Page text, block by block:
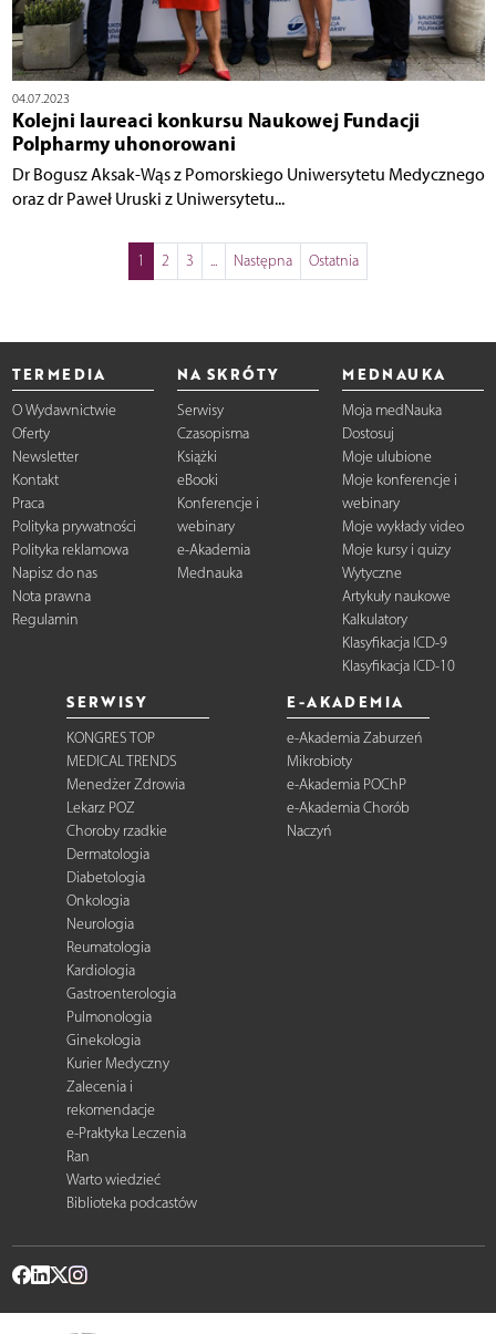
04.07.2023
Kolejni laureaci konkursu Naukowej Fundacji
Polpharmy uhonorowani
Dr Bogusz Aksak-Wąs z Pomorskiego Uniwersytetu Medycznego
oraz dr Paweł Uruski z Uniwersytetu...
1 2 3 ... Następna Ostatnia
TERMEDIA
O Wydawnictwie
Oferty
Newsletter
Kontakt
Praca
Polityka prywatności
Polityka reklamowa
Napisz do nas
Nota prawna
Regulamin
NA SKRÓTY
Serwisy
Czasopisma
Książki
eBooki
Konferencje i
webinary
e-Akademia
Mednauka
MEDNAUKA
Moja medNauka
Dostosuj
Moje ulubione
Moje konferencje i
webinary
Moje wykłady video
Moje kursy i quizy
Wytyczne
Artykuły naukowe
Kalkulatory
Klasyfikacja ICD-9
Klasyfikacja ICD-10
SERWISY
KONGRES TOP
MEDICAL TRENDS
Menedżer Zdrowia
Lekarz POZ
Choroby rzadkie
Dermatologia
Diabetologia
Onkologia
Neurologia
Reumatologia
Kardiologia
Gastroenterologia
Pulmonologia
Ginekologia
Kurier Medyczny
Zalecenia i
rekomendacje
e-Praktyka Leczenia
Ran
Warto wiedzieć
Biblioteka podcastów
E-AKADEMIA
e-Akademia Zaburzeń
Mikrobioty
e-Akademia POChP
e-Akademia Chorób
Naczyń